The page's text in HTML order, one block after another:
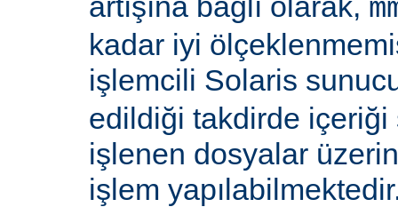
kadar iyi
işlemcili Solaris
edildiği takdirde içeriği
işlenen dosyalar
işlem